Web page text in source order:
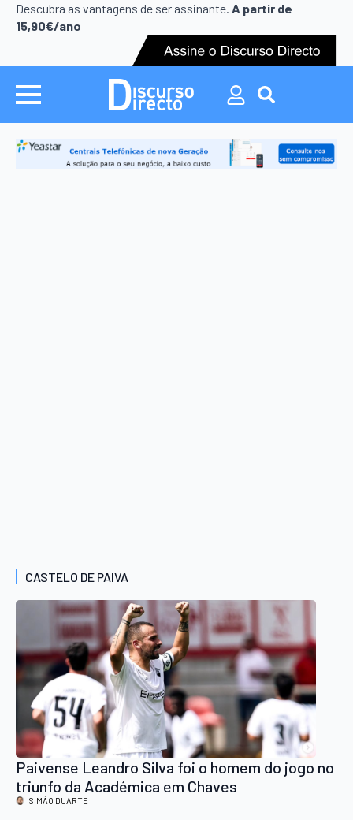
Descubra as vantagens de ser assinante. A partir de
15,90€/ano
Search
for:
Search
CASTELO DE PAIVA
Paivense Leandro Silva foi o homem do jogo no
triunfo da Académica em Chaves
SIMÃO DUARTE